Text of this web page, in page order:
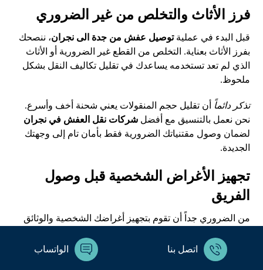
فرز الأثاث والتخلص من غير الضروري
قبل البدء في عمليةتوصيل عفش من جدة الى نجران، ننصحك
بفرز الأثاث بعناية. التخلص من القطع غير الضرورية أو الأثاث
الذي لم تعد تستخدمه يساعدك في تقليل تكاليف النقل بشكل
ملحوظ.
تذكر دائماً
أن تقليل حجم المنقولات يعني شحنة أخف وأسرع.
نحن نعمل بالتنسيق مع أفضلشركات نقل العفش في نجران
لضمان وصول مقتنياتك الضرورية فقط بأمان تام إلى وجهتك
الجديدة.
تجهيز الأغراض الشخصية قبل وصول
الفريق
من الضروري جداً أن تقوم بتجهيز أغراضك الشخصية والوثائق
خاصة معك يضمن لك
أو اختلاطها بباقي الصناديق
أثناء عملية النقل.
اتصل بنا الواتساب